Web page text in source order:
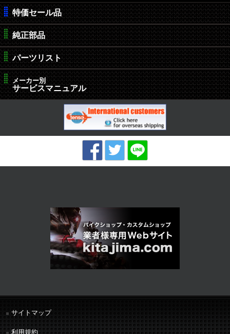
特価セール品
純正部品
パーツリスト
メーカー別
サービスマニュアル
サイトマップ
利用規約